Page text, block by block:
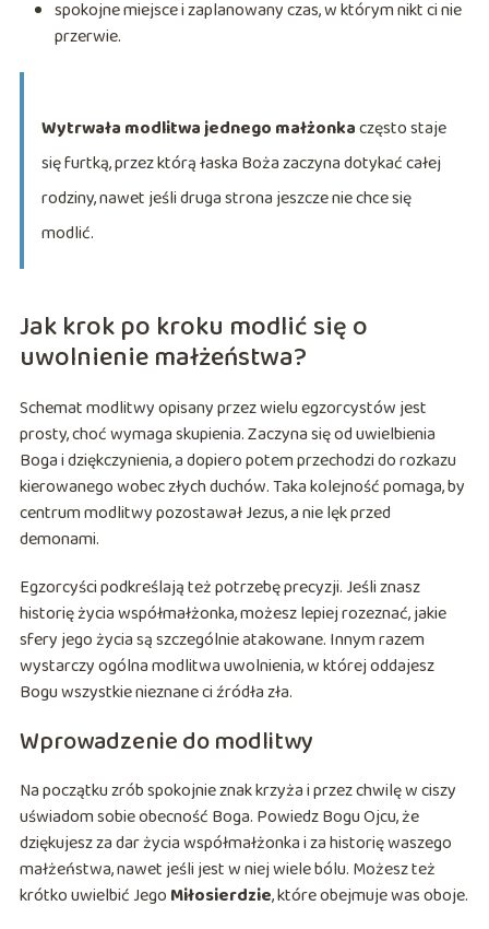
spokojne miejsce i zaplanowany czas, w którym nikt ci nie
przerwie.
Wytrwała modlitwa jednego małżonkaczęsto staje
się furtką, przez którą łaska Boża zaczyna dotykać całej
rodziny, nawet jeśli druga strona jeszcze nie chce się
modlić.
Jak krok po kroku modlić się o
uwolnienie małżeństwa?
Schemat modlitwy opisany przez wielu egzorcystów jest
prosty, choć wymaga skupienia. Zaczyna się od uwielbienia
Boga i dziękczynienia, a dopiero potem przechodzi do rozkazu
kierowanego wobec złych duchów. Taka kolejność pomaga, by
centrum modlitwy pozostawał Jezus, a nie lęk przed
demonami.
Egzorcyści podkreślają też potrzebę precyzji. Jeśli znasz
historię życia współmałżonka, możesz lepiej rozeznać, jakie
sfery jego życia są szczególnie atakowane. Innym razem
wystarczy ogólna modlitwa uwolnienia, w której oddajesz
Bogu wszystkie nieznane ci źródła zła.
Wprowadzenie do modlitwy
Na początku zrób spokojnie znak krzyża i przez chwilę w ciszy
uświadom sobie obecność Boga. Powiedz Bogu Ojcu, że
dziękujesz za dar życia współmałżonka i za historię waszego
małżeństwa, nawet jeśli jest w niej wiele bólu. Możesz też
krótko uwielbić Jego Miłosierdzie, które obejmuje was oboje.